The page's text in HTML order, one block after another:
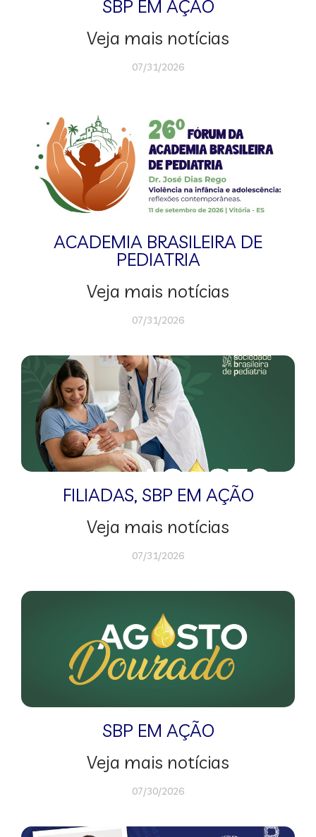
SBP EM AÇÃO
Veja mais notícias
07/31/2026
ACADEMIA BRASILEIRA DE
PEDIATRIA
Veja mais notícias
07/31/2026
FILIADAS, SBP EM AÇÃO
Veja mais notícias
07/31/2026
SBP EM AÇÃO
Veja mais notícias
07/30/2026